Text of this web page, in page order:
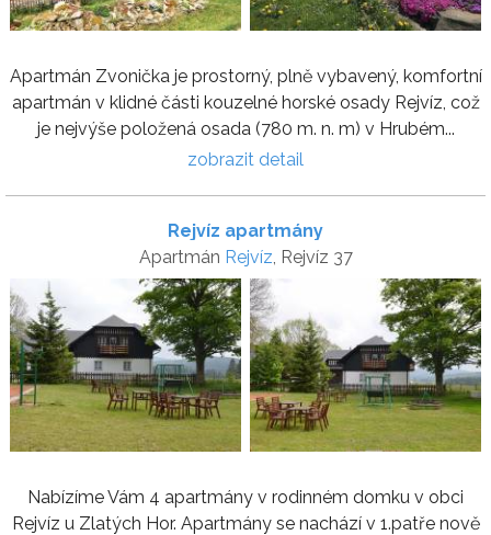
Apartmán Zvonička je prostorný, plně vybavený, komfortní
apartmán v klidné části kouzelné horské osady Rejvíz, což
je nejvýše položená osada (780 m. n. m) v Hrubém...
zobrazit detail
Rejvíz apartmány
Apartmán Rejvíz, Rejvíz 37
Nabízíme Vám 4 apartmány v rodinném domku v obci
Rejvíz u Zlatých Hor. Apartmány se nachází v 1.patře nově